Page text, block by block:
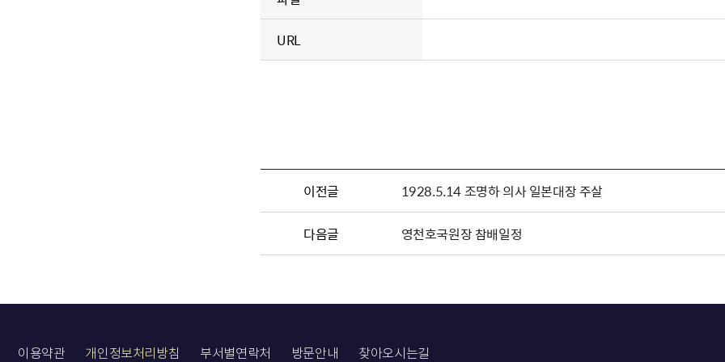
URL
이전글 1928.5.14 조명하 의사 일본대장 주살
다음글 영천호국원장 참배일정
이용약관 개인정보처리방침 부서별연락처 방문안내 찾아오시는길